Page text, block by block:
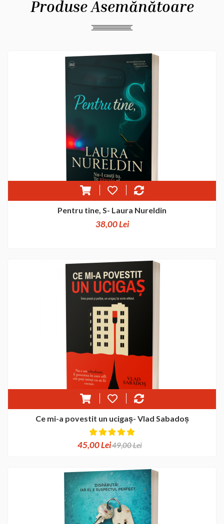
Produse Asemănătoare
Pentru tine, S- Laura Nureldin
38,00 Lei
Ce mi-a povestit un ucigaș- Vlad Sabadoș
45,00 Lei49,00 Lei